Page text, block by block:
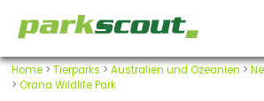
Home> Tierparks > Australien und Ozeanien >
> Orana Wildlife Park